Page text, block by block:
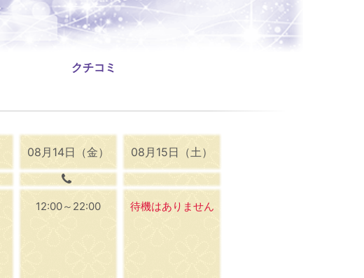
クチコミ
08月14日（金）
12:00～22:00
08月15日（土）
待機はありません